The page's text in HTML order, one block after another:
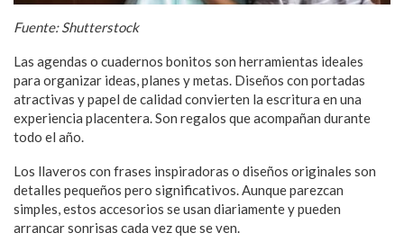
Fuente: Shutterstock
Las agendas o cuadernos bonitos son herramientas ideales
para organizar ideas, planes y metas. Diseños con portadas
atractivas y papel de calidad convierten la escritura en una
experiencia placentera. Son regalos que acompañan durante
todo el año.
Los llaveros con frases inspiradoras o diseños originales son
detalles pequeños pero significativos. Aunque parezcan
simples, estos accesorios se usan diariamente y pueden
arrancar sonrisas cada vez que se ven.